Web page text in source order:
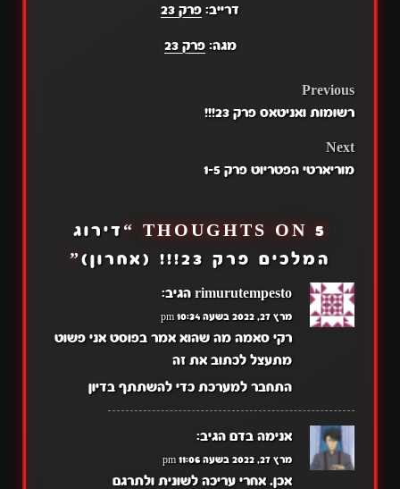
דרייב: פרק 23
מגה:פרק 23
POST
Previous
רשומות ואניטאס פרק 23!!!
Next
מוריארטי הפטריוט פרק 1-5
5 THOUGHTS ON “
דירוג
המלכים פרק 23!!! (אחרון)
”
rimurutempesto הגיב:
מרץ 27, 2022 בשעה 10:34 pm
רקי סאמה מה שהוא אמר בפוסט אני פשוט
מתעצל לכתוב את זה
התחבר למערכת כדי להשתתף בדיון
אנימה בדם הגיב:
מרץ 27, 2022 בשעה 11:06 pm
אכן. אחרי עריכה לשונית ולתרגם